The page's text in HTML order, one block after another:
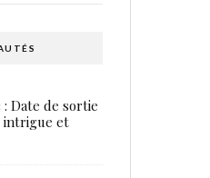
: Date de sortie
intrigue et